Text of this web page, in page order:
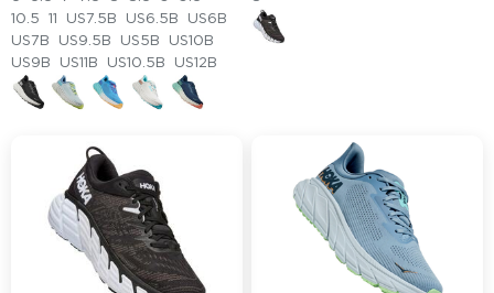
10.5
11 US7.5B US6.5B
US6B
US7B
US9.5B US5B
US10B
US9B
US11B US10.5B US12B